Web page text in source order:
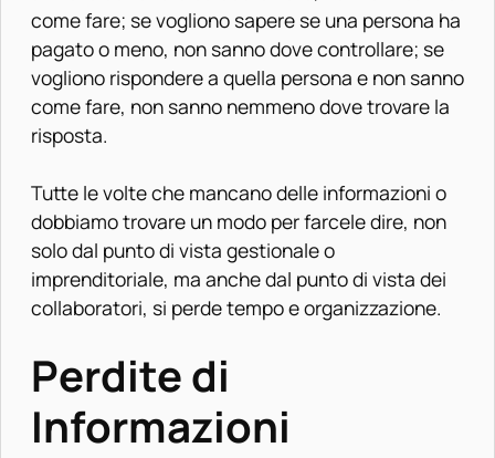
come fare; se vogliono sapere se una persona ha
pagato o meno, non sanno dove controllare; se
vogliono rispondere a quella persona e non sanno
come fare, non sanno nemmeno dove trovare la
risposta.
Tutte le volte che mancano delle informazioni o
dobbiamo trovare un modo per farcele dire, non
solo dal punto di vista gestionale o
imprenditoriale, ma anche dal punto di vista dei
collaboratori, si perde tempo e organizzazione.
Perdite di
Informazioni